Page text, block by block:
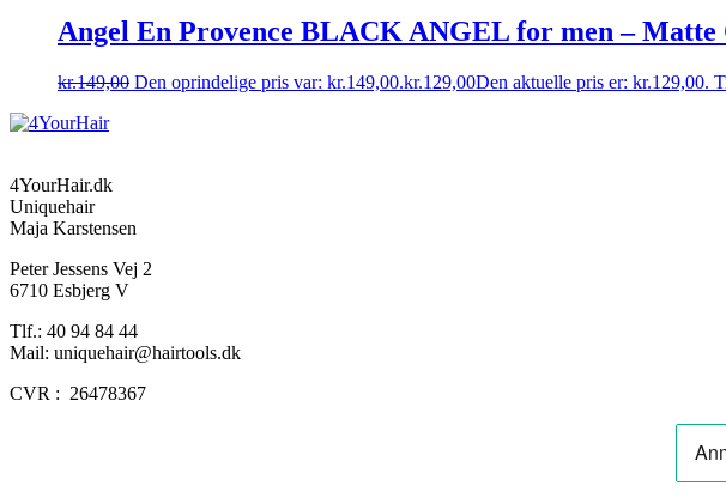
Angel En Provence BLACK ANGEL for men – Matte
kr.149,00 Den oprindelige pris var: kr.149,00.kr.129,00Den aktuelle pris er: kr.129,00.
4YourHair.dk
Uniquehair
Maja Karstensen
Peter Jessens Vej 2
6710 Esbjerg V
Tlf.: 40 94 84 44
Mail: uniquehair@hairtools.dk
CVR : 26478367